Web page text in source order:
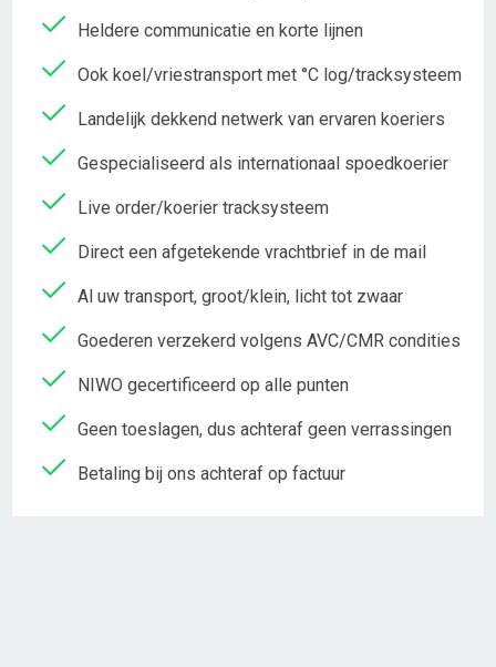
Heldere communicatie en korte lijnen
Ook koel/vriestransport met °C log/tracksysteem
Landelijk dekkend netwerk van ervaren koeriers
Gespecialiseerd als internationaal spoedkoerier
Live order/koerier tracksysteem
Direct een afgetekende vrachtbrief in de mail
Al uw transport, groot/klein, licht tot zwaar
Goederen verzekerd volgens AVC/CMR condities
NIWO gecertificeerd op alle punten
Geen toeslagen, dus achteraf geen verrassingen
Betaling bij ons achteraf op factuur